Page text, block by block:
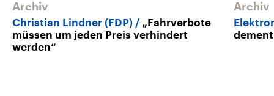
Archiv
Christian Lindner (FDP)
„Fahrverbote
müssen um jeden Preis verhindert
werden“
Archiv